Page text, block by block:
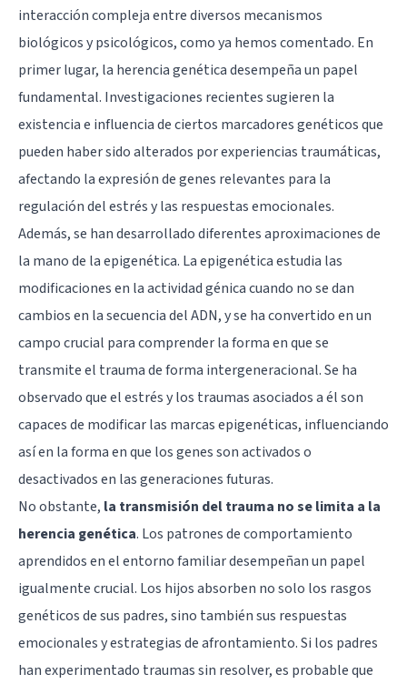
interacción compleja entre diversos mecanismos
biológicos y psicológicos, como ya hemos comentado. En
primer lugar, la herencia genética desempeña un papel
fundamental. Investigaciones recientes sugieren la
existencia e influencia de ciertos marcadores genéticos que
pueden haber sido alterados por experiencias traumáticas,
afectando la expresión de genes relevantes para la
regulación del estrés y las respuestas emocionales.
Además, se han desarrollado diferentes aproximaciones de
la mano de la epigenética. La epigenética estudia las
modificaciones en la actividad génica cuando no se dan
cambios en la secuencia del ADN, y se ha convertido en un
campo crucial para comprender la forma en que se
transmite el trauma de forma intergeneracional. Se ha
observado que el estrés y los traumas asociados a él son
capaces de modificar las marcas epigenéticas, influenciando
así en la forma en que los genes son activados o
desactivados en las generaciones futuras.
No obstante, la transmisión del trauma no se limita a la
herencia genética. Los patrones de comportamiento
aprendidos en el entorno familiar desempeñan un papel
igualmente crucial. Los hijos absorben no solo los rasgos
genéticos de sus padres, sino también sus respuestas
emocionales y estrategias de afrontamiento. Si los padres
han experimentado traumas sin resolver, es probable que